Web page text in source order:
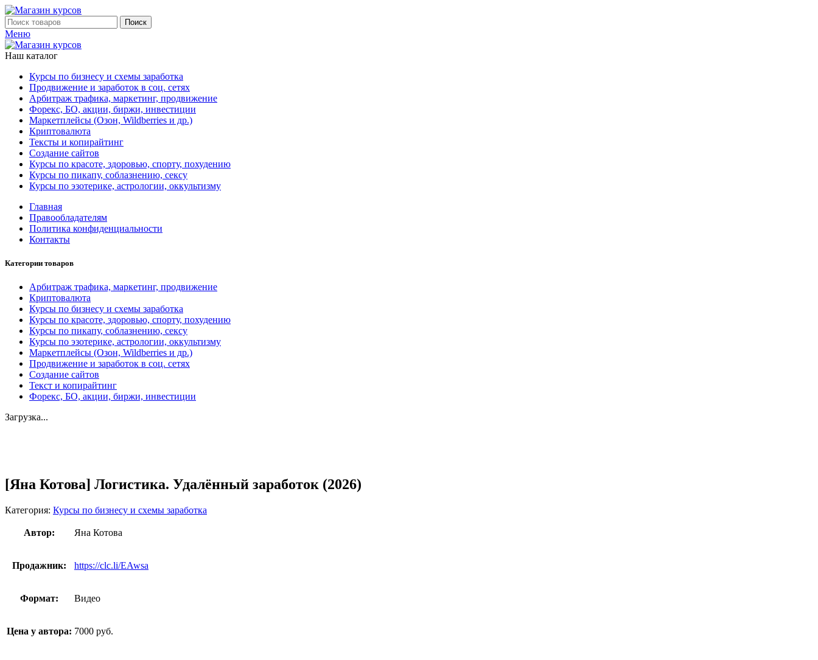
Поиск
Меню
Наш каталог
Курсы по бизнесу и схемы заработка
Продвижение и заработок в соц. сетях
Арбитраж трафика, маркетинг, продвижение
Форекс, БО, акции, биржи, инвестиции
Маркетплейсы (Озон, Wildberries и др.)
Криптовалюта
Тексты и копирайтинг
Создание сайтов
Курсы по красоте, здоровью, спорту, похудению
Курсы по пикапу, соблазнению, сексу
Курсы по эзотерике, астрологии, оккультизму
Главная
Правообладателям
Политика конфиденциальности
Контакты
Категории товаров
Арбитраж трафика, маркетинг, продвижение
Криптовалюта
Курсы по бизнесу и схемы заработка
Курсы по красоте, здоровью, спорту, похудению
Курсы по пикапу, соблазнению, сексу
Курсы по эзотерике, астрологии, оккультизму
Маркетплейсы (Озон, Wildberries и др.)
Продвижение и заработок в соц. сетях
Создание сайтов
Текст и копирайтинг
Форекс, БО, акции, биржи, инвестиции
Загрузка...
[Яна Котова] Логистика. Удалённый заработок (2026)
Категория: Курсы по бизнесу и схемы заработка
Автор: Яна Котова
Продажник: https://clc.li/EAwsa
Формат: Видео
Цена у автора: 7000 руб.